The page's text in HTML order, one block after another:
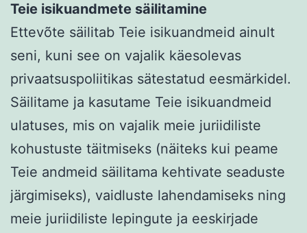
Teie isikuandmete säilitamine
Ettevõte säilitab Teie isikuandmeid ainult
seni, kuni see on vajalik käesolevas
privaatsuspoliitikas sätestatud eesmärkidel.
Säilitame ja kasutame Teie isikuandmeid
ulatuses, mis on vajalik meie juriidiliste
kohustuste täitmiseks (näiteks kui peame
Teie andmeid säilitama kehtivate seaduste
järgimiseks), vaidluste lahendamiseks ning
meie juriidiliste lepingute ja eeskirjade